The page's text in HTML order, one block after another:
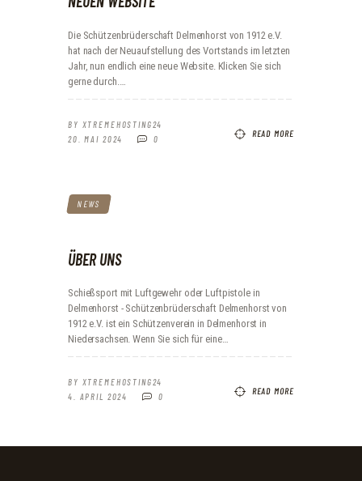
Die Schützenbrüderschaft Delmenhorst von 1912 e.V.
hat nach der Neuaufstellung des Vortstands im letzten
Jahr, nun endlich eine neue Website. Klicken Sie sich
gerne durch.…
BY XTREMEHOSTING24
20. MAI 2024
0
READ MORE
NEWS
ÜBER UNS
Schießsport mit Luftgewehr oder Luftpistole in
Delmenhorst - Schützenbrüderschaft Delmenhorst von
1912 e.V. ist ein Schützenverein in Delmenhorst in
Niedersachsen. Wenn Sie sich für eine…
BY XTREMEHOSTING24
4. APRIL 2024
0
READ MORE